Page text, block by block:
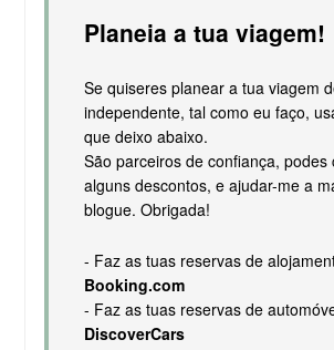
Planeia a tua viagem!
Se quiseres planear a tua viagem
independente, tal como eu faço,
que deixo abaixo.
São parceiros de confiança, podes
alguns descontos, e ajudar-me a
blogue. Obrigada!
- Faz as tuas reservas de
Booking.com
- Faz as tuas reservas de
DiscoverCars